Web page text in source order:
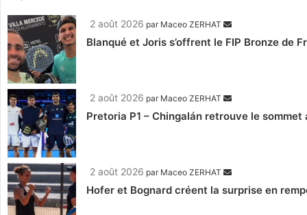
2 août 2026 par Maceo ZERHAT
Blanqué et Joris s’offrent le FIP Bronze de
2 août 2026 par Maceo ZERHAT
Pretoria P1 – Chingalán retrouve le
2 août 2026 par Maceo ZERHAT
Hofer et Bognard créent la surprise en